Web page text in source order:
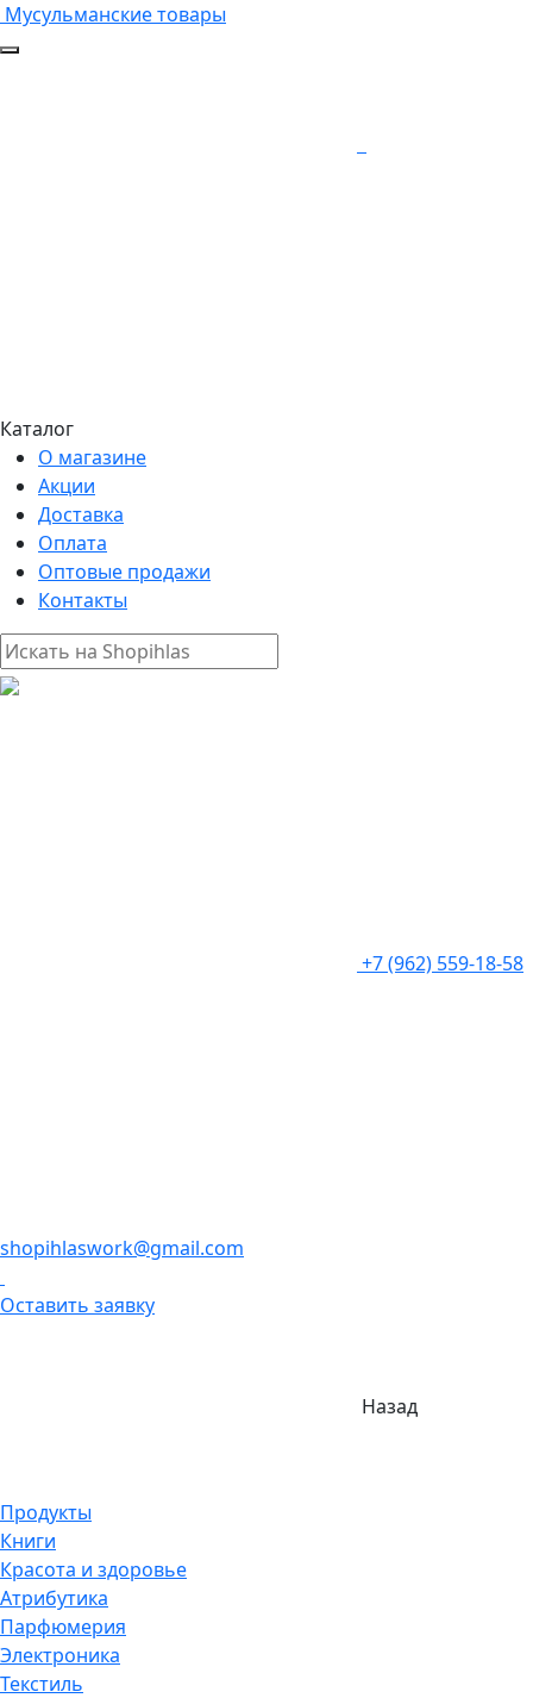
Мусульманские товары
Каталог
О магазине
Акции
Доставка
Оплата
Оптовые продажи
Контакты
+7 (962) 559-18-58
shopihlaswork@gmail.com
Оставить заявку
Назад
Продукты
Книги
Красота и здоровье
Атрибутика
Парфюмерия
Электроника
Текстиль